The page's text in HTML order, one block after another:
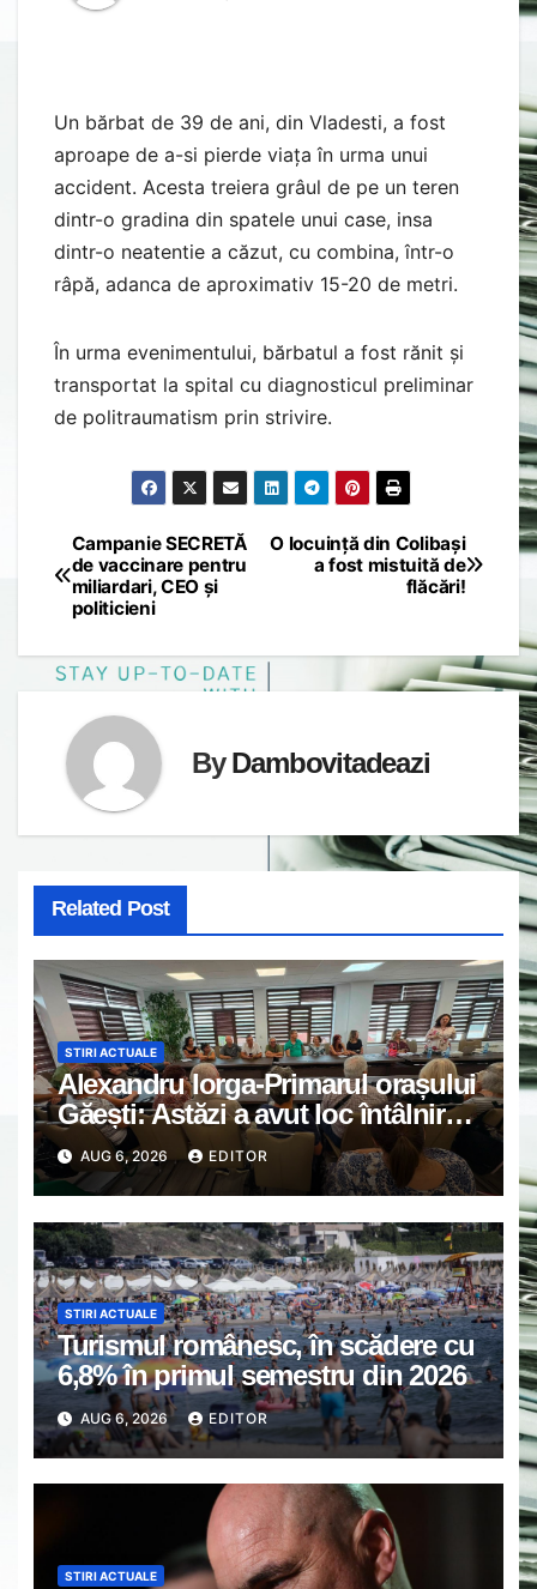
Un bărbat de 39 de ani, din Vladesti, a fost
aproape de a-si pierde viața în urma unui
accident. Acesta treiera grâul de pe un teren
dintr-o gradina din spatele unui case, insa
dintr-o neatentie a căzut, cu combina, într-o
râpă, adanca de aproximativ 15-20 de metri.
În urma evenimentului, bărbatul a fost rănit și
transportat la spital cu diagnosticul preliminar
de politraumatism prin strivire.
Post
navigation
O locuință din Colibași
a fost mistuită de
flăcări!
Campanie SECRETĂ
de vaccinare pentru
miliardari, CEO și
politicieni
ByDambovitadeazi
Related Post
STIRI ACTUALE
Alexandru Iorga-Primarul orașului
Găești: Astăzi a avut loc întâlnirea
de lucru cu reprezentanții
asociațiilor de proprietari din
Găești.
AUG 6, 2026 EDITOR
STIRI ACTUALE
Turismul românesc, în scădere cu
6,8% în primul semestru din 2026
AUG 6, 2026 EDITOR
STIRI ACTUALE